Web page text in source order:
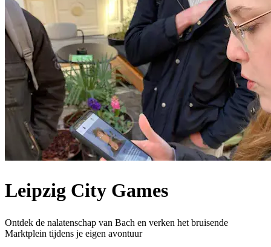
Leipzig City Games
Ontdek de nalatenschap van Bach en verken het bruisende
Marktplein tijdens je eigen avontuur